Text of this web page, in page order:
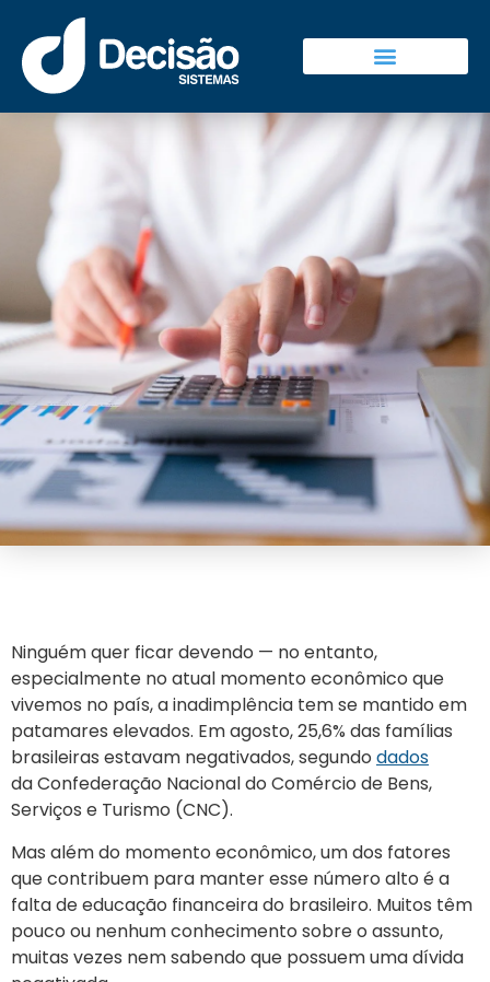
Ninguém quer ficar devendo — no entanto,
especialmente no atual momento econômico que
vivemos no país, a inadimplência tem se mantido em
patamares elevados. Em agosto, 25,6% das famílias
brasileiras estavam negativados, segundo dados
da Confederação Nacional do Comércio de Bens,
Serviços e Turismo (CNC).
Mas além do momento econômico, um dos fatores
que contribuem para manter esse número alto é a
falta de educação financeira do brasileiro. Muitos têm
pouco ou nenhum conhecimento sobre o assunto,
muitas vezes nem sabendo que possuem uma dívida